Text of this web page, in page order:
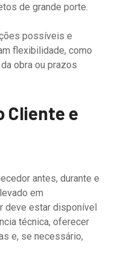
de grande porte.
possíveis e
flexibilidade, como
obra ou prazos
Cliente e
antes, durante e
em
deve estar disponível
técnica, oferecer
e, se necessário,